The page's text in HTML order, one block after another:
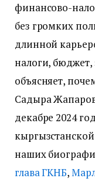
финансово-
без громких
длинной
налоги,
объясняет,
Садыра
декабре 2024
кыргызстанской
наших
глава ГКНБ,